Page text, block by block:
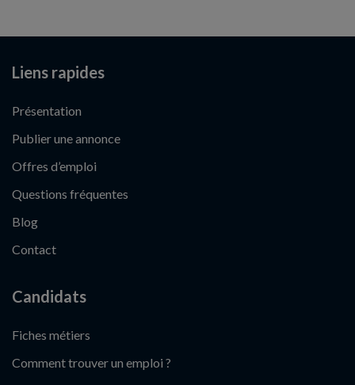
Liens rapides
Présentation
Publier une annonce
Offres d’emploi
Questions fréquentes
Blog
Contact
Candidats
Fiches métiers
Comment trouver un emploi ?